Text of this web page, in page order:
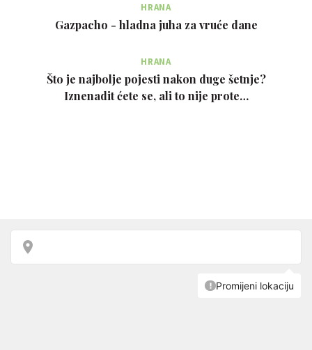
HRANA
Gazpacho - hladna juha za vruće dane
HRANA
Što je najbolje pojesti nakon duge šetnje?
Iznenadit ćete se, ali to nije prote…